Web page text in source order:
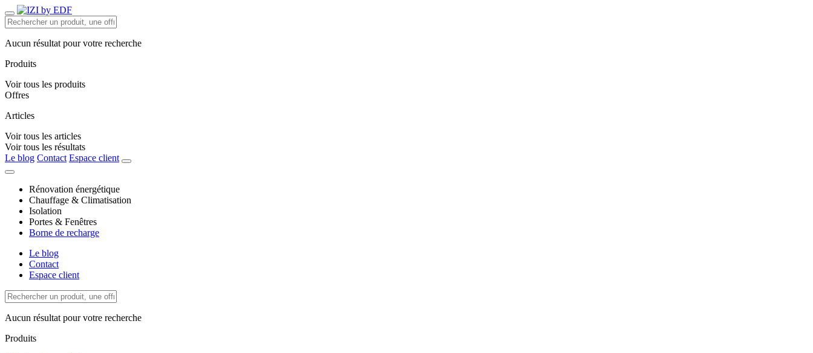
Aucun résultat pour votre recherche
Produits
Voir tous les produits
Offres
Articles
Voir tous les articles
Voir tous les résultats
Le blog Contact Espace client
Rénovation énergétique
Chauffage & Climatisation
Isolation
Portes & Fenêtres
Borne de recharge
Le blog
Contact
Espace client
Aucun résultat pour votre recherche
Produits